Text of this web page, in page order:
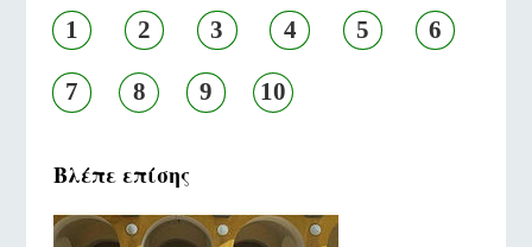
1 2 3 4 5 6
7 8 9 10
Βλέπε επίσης